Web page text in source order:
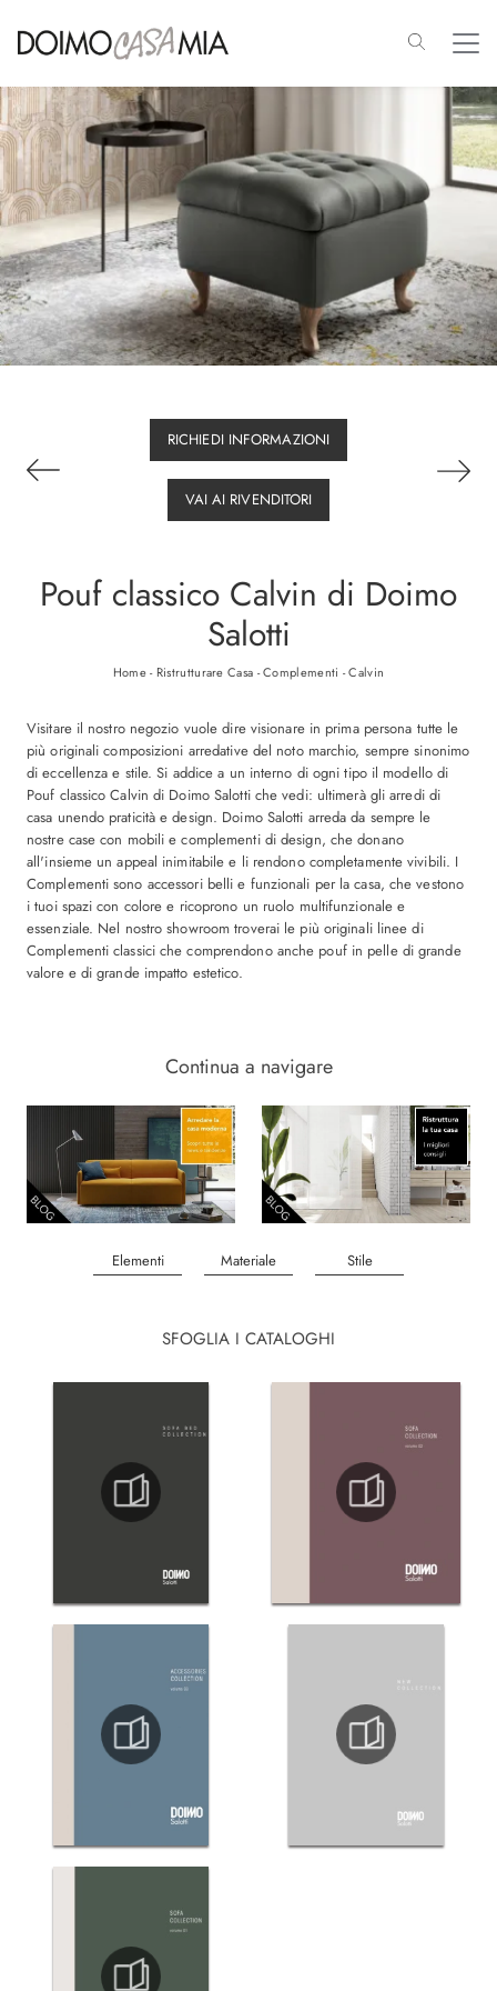
Visitare il nostro negozio vuole dire visionare in prima persona tutte le
più originali composizioni arredative del noto marchio, sempre sinonimo
di eccellenza e stile. Si addice a un interno di ogni tipo il modello di
Pouf classico Calvin di Doimo Salotti che vedi: ultimerà gli arredi di
casa unendo praticità e design. Doimo Salotti arreda da sempre le
nostre case con mobili e complementi di design, che donano
all'insieme un appeal inimitabile e li rendono completamente vivibili. I
Complementi sono accessori belli e funzionali per la casa, che vestono
i tuoi spazi con colore e ricoprono un ruolo multifunzionale e
essenziale. Nel nostro showroom troverai le più originali linee di
Complementi classici che comprendono anche pouf in pelle di grande
valore e di grande impatto estetico.
RICHIEDI INFORMAZIONI
VAI AI RIVENDITORI
Pouf classico Calvin di Doimo
Salotti
Home- Ristrutturare Casa -Complementi -Calvin
Continua a navigare
Elementi Materiale Stile
SFOGLIA I CATALOGHI